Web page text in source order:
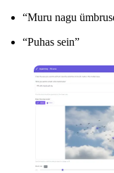
“Muru nagu
“Puhas sein”